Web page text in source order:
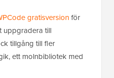
gratisversionför
uppgradera till
tillgång till fler
ett molnbibliotek med